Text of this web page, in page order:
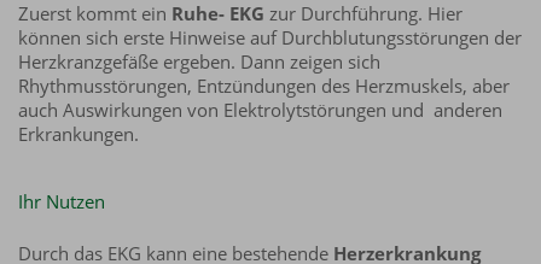
Zuerst kommt ein Ruhe- EKG zur Durchführung. Hier
können sich erste Hinweise auf Durchblutungsstörungen der
Herzkranzgefäße ergeben. Dann zeigen sich
Rhythmusstörungen, Entzündungen des Herzmuskels, aber
auch Auswirkungen von Elektrolytstörungen und anderen
Erkrankungen.
Ihr Nutzen
Durch das EKG kann eine bestehende Herzerkrankung